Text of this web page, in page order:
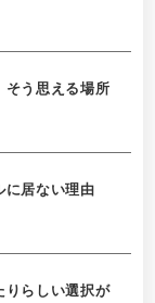
そう思える場所
に居ない理由
りらしい選択が